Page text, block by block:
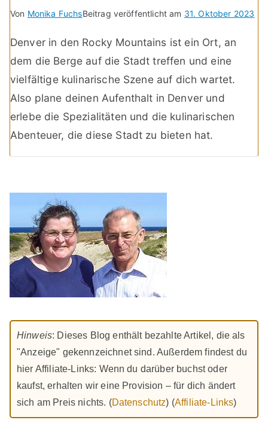
Von Monika FuchsBeitrag veröffentlicht am 31. Oktober 2023
Denver in den Rocky Mountains ist ein Ort, an
dem die Berge auf die Stadt treffen und eine
vielfältige kulinarische Szene auf dich wartet.
Also plane deinen Aufenthalt in Denver und
erlebe die Spezialitäten und die kulinarischen
Abenteuer, die diese Stadt zu bieten hat.
Hinweis: Dieses Blog enthält bezahlte Artikel, die als
"Anzeige" gekennzeichnet sind. Außerdem findest du
hier Affiliate-Links: Wenn du darüber buchst oder
kaufst, erhalten wir eine Provision – für dich ändert
sich am Preis nichts. (Datenschutz) (Affiliate-Links)